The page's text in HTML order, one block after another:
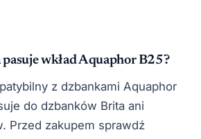
wkład Aquaphor B25?
z dzbankami Aquaphor
do dzbanków Brita ani
Przed zakupem sprawdź